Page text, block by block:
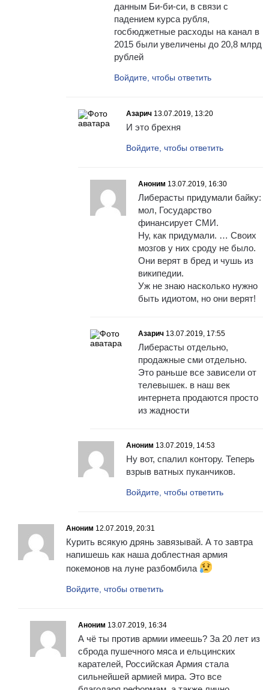
данным Би-би-си, в связи с
падением курса рубля,
госбюджетные расходы на канал в
2015 были увеличены до 20,8 млрд
рублей
Войдите, чтобы ответить
Азарич 13.07.2019, 13:20
И это брехня
Войдите, чтобы ответить
Аноним 13.07.2019, 16:30
Либерасты придумали байку:
мол, Государство
финансирует СМИ.
Ну, как придумали. … Своих
мозгов у них сроду не было.
Они верят в бред и чушь из
википедии.
Уж не знаю насколько нужно
быть идиотом, но они верят!
Азарич 13.07.2019, 17:55
Либерасты отдельно,
продажные сми отдельно.
Это раньше все зависели от
телевышек. в наш век
интернета продаются просто
из жадности
Аноним 13.07.2019, 14:53
Ну вот, спалил контору. Теперь
взрыв ватных пуканчиков.
Войдите, чтобы ответить
Аноним 12.07.2019, 20:31
Курить всякую дрянь завязывай. А то завтра
напишешь как наша доблестная армия
покемонов на луне разбомбила
Войдите, чтобы ответить
Аноним 13.07.2019, 16:34
А чё ты против армии имеешь? За 20 лет из
сброда пушечного мяса и ельцинских
карателей, Российская Армия стала
сильнейшей армией мира. Это все